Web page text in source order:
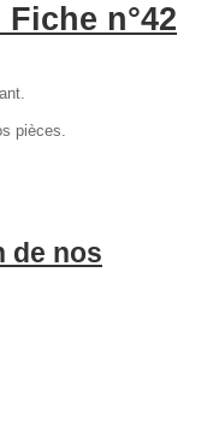
Fiche n°42
pièces.
de nos